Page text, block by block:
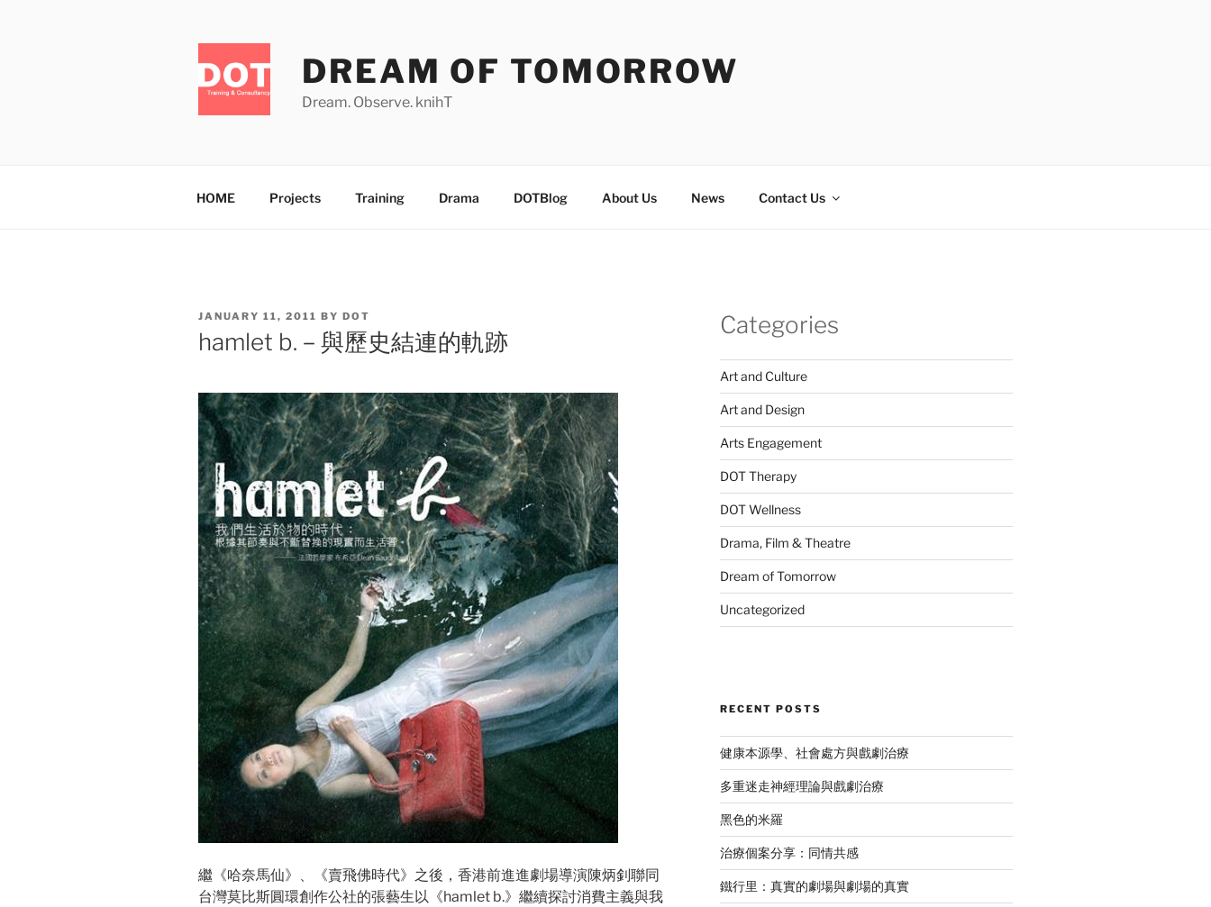
DREAM OF TOMORROW
Dream. Observe. knihT
HOME Projects Training Drama DOTBlog About Us News Contact Us
POSTED
ON
JANUARY 11, 2011 BY DOT
hamlet b.－與歷史結連的軌跡
繼《哈奈馬仙》、《賣飛佛時代》之後，香港前進進劇場導演陳炳釗聯同
台灣莫比斯圓環創作公社的張藝生以《hamlet b.》繼續探討消費主義與我
Categories
Art and Culture
Art and Design
Arts Engagement
DOT Therapy
DOT Wellness
Drama, Film & Theatre
Dream of Tomorrow
Uncategorized
RECENT POSTS
健康本源學、社會處方與戲劇治療
多重迷走神經理論與戲劇治療
黑色的米羅
治療個案分享：同情共感
鐵行里：真實的劇場與劇場的真實